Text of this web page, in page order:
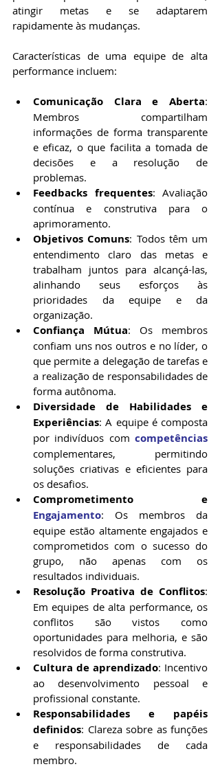
atingir metas e se adaptarem
rapidamente às mudanças.
Características de uma equipe de alta
performance incluem:
Comunicação Clara e Aberta:
Membros compartilham
informações de forma transparente
e eficaz, o que facilita a tomada de
decisões e a resolução de
problemas.
Feedbacks frequentes: Avaliação
contínua e construtiva para o
aprimoramento.
Objetivos Comuns: Todos têm um
entendimento claro das metas e
trabalham juntos para alcançá-las,
alinhando seus esforços às
prioridades da equipe e da
organização.
Confiança Mútua: Os membros
confiam uns nos outros e no líder, o
que permite a delegação de tarefas e
a realização de responsabilidades de
forma autônoma.
Diversidade de Habilidades e
Experiências: A equipe é composta
por indivíduos com competências
complementares, permitindo
soluções criativas e eficientes para
os desafios.
Engajamento: Os membros da
equipe estão altamente engajados e
comprometidos com o sucesso do
grupo, não apenas com os
resultados individuais.
Resolução Proativa de Conflitos:
Em equipes de alta performance, os
conflitos são vistos como
oportunidades para melhoria, e são
resolvidos de forma construtiva.
Cultura de aprendizado: Incentivo
ao desenvolvimento pessoal e
profissional constante.
Responsabilidades e papéis
definidos: Clareza sobre as funções
e responsabilidades de cada
membro.